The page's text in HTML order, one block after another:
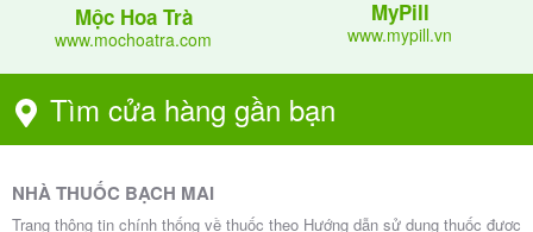
Mộc Hoa Trà
www.mochoatra.com
MyPill
www.mypill.vn
Tìm cửa hàng gần bạn
NHÀ THUỐC BẠCH MAI
Trang thông tin chính thống về thuốc theo Hướng dẫn sử dụng thuốc được